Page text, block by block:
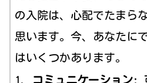
の入院は、心配でたまら
思います。今、あなたに
はいくつかあります。
コミュニケーション: